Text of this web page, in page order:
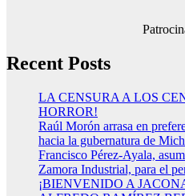
Recent Posts
LA CENSURA A LOS
HORROR!
Raúl Morón arrasa en
hacia la gubernatura de
Francisco Pérez-Ayala,
Zamora Industrial, para el
¡BIENVENIDO A